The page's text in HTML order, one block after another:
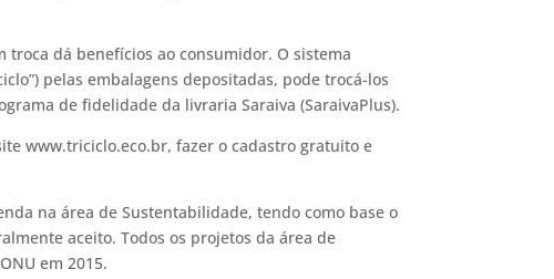
troca dá benefícios ao consumidor. O sistema
pelas embalagens depositadas, pode trocá-los
de fidelidade da livraria Saraiva (SaraivaPlus).
www.triciclo.eco.br, fazer o cadastro gratuito e
na área de Sustentabilidade, tendo como base o
aceito. Todos os projetos da área de
em 2015.